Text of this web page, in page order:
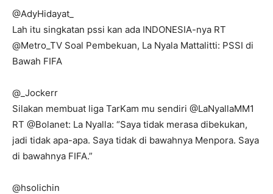
@AdyHidayat_
Lah itu singkatan pssi kan ada INDONESIA-nya RT
@Metro_TV Soal Pembekuan, La Nyala Mattalitti: PSSI di
Bawah FIFA
@_Jockerr
Silakan membuat liga TarKam mu sendiri @LaNyallaMM1
RT @Bolanet: La Nyalla: “Saya tidak merasa dibekukan,
jadi tidak apa-apa. Saya tidak di bawahnya Menpora. Saya
di bawahnya FIFA.”
@hsolichin